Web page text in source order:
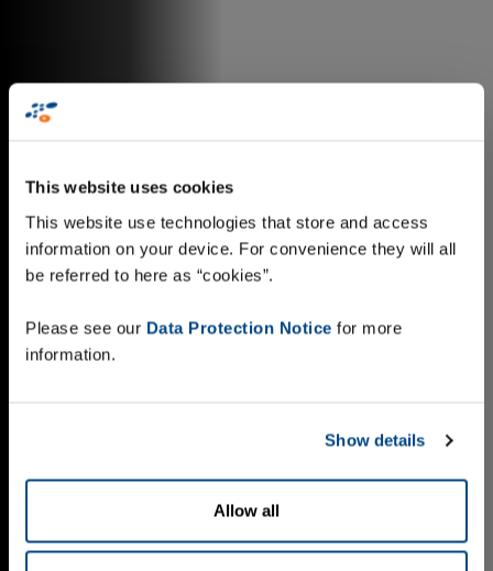
This website uses cookies
This website use technologies that store and access
information on your device. For convenience they will all
be referred to here as “cookies”.
Please see our Data Protection Notice for more
information.
Show details
Allow all